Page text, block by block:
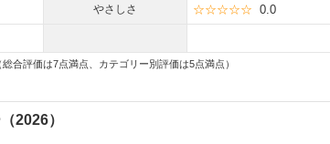
やさしさ ☆☆☆☆☆ 0.0
合評価は7点満点、カテゴリー別評価は5点満点）
2026）